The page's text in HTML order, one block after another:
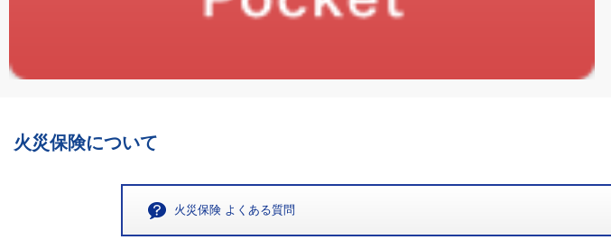
火災保険について
火災保険 よくある質問